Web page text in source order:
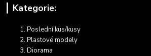
Kategorie:
Poslední kus/kusy
Plastové modely
Diorama